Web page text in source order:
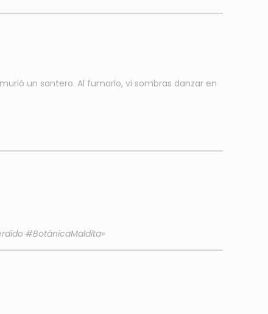
un santero. Al fumarlo, vi sombras danzar en
#BotánicaMaldita»